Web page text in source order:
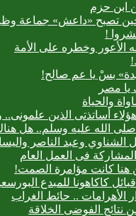
ابن حزم
تصبح «داعش» جماعة
!
الأعور وخطره على الأمة
يا مصر
والحياة
أساتذتى الذين علمونى..
صلى الله عليه وسلم.. هل
وعبد الناصر
فى العمل العام
هنا كانت مؤامرة الصمت!
كاكاهونا للمبدع
الأهرامات .. حائط الغراب
نتائج الفوضى الخلاقة